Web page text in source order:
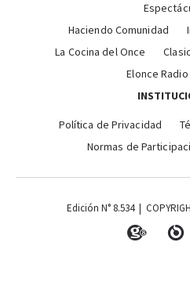
Haciendo Comunidad
La Cocina del Once
Elonce
Política de Privacidad
Normas de
Edición N° 8.534 |